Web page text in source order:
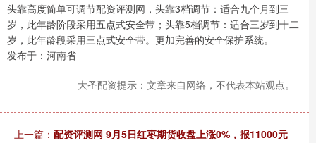
头靠高度简单可调节配资评测网，头靠3档调节：适合九个月到三
岁，此年龄阶段采用五点式安全带；头靠5档调节：适合三岁到十二
岁，此年龄段采用三点式安全带。更加完善的安全保护系统。
发布于：河南省
大圣配资提示：文章来自网络，不代表本站观点。
上一篇： 配资评测网 9月5日红枣期货收盘上涨0%，报11000元